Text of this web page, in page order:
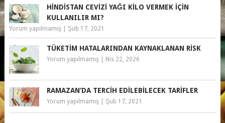
HINDISTAN CEVIZI YAĞI KILO VERMEK IÇIN
KULLANILIR MI?
Yorum yapılmamış| Şub 17, 2021
TÜKETIM HATALARINDAN KAYNAKLANAN RISK
Yorum yapılmamış| Nis 22, 2026
RAMAZAN’DA TERCIH EDILEBILECEK TARIFLER
Yorum yapılmamış| Şub 17, 2021